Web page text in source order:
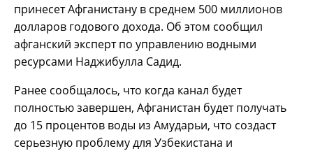
принесет Афганистану в среднем 500 миллионов
долларов годового дохода. Об этом сообщил
афганский эксперт по управлению водными
ресурсами Наджибулла Садид.
Ранее сообщалось, что когда канал будет
полностью завершен, Афганистан будет получать
до 15 процентов воды из Амударьи, что создаст
серьезную проблему для Узбекистана и